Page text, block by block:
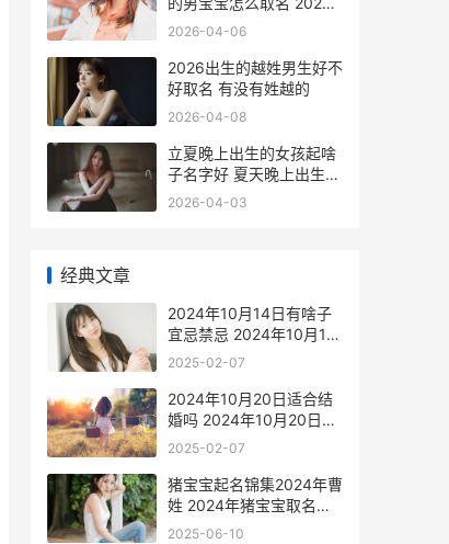
年3月29日召开的什么会
2026-04-06
2026出生的越姓男生好不
好取名 有没有姓越的
2026-04-08
立夏晚上出生的女孩起啥
子名字好 夏天晚上出生的
蛇
2026-04-03
经典文章
2024年10月14日有啥子
宜忌禁忌 2024年10月14
日至今多少天
2025-02-07
2024年10月20日适合结
婚吗 2024年10月20日适
合祭祀吗
2025-02-07
猪宝宝起名锦集2024年曹
姓 2024年猪宝宝取名字
大全
2025-06-10